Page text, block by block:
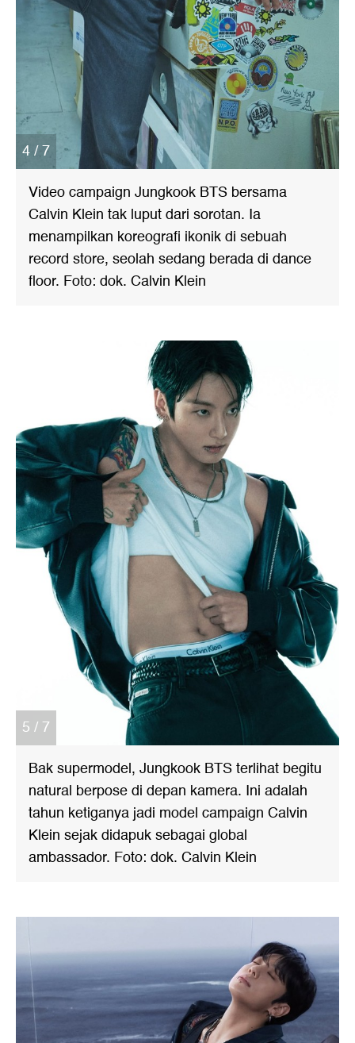
4 / 7
Video campaign Jungkook BTS bersama
Calvin Klein tak luput dari sorotan. Ia
menampilkan koreografi ikonik di sebuah
record store, seolah sedang berada di dance
floor. Foto: dok. Calvin Klein
5 / 7
Bak supermodel, Jungkook BTS terlihat begitu
natural berpose di depan kamera. Ini adalah
tahun ketiganya jadi model campaign Calvin
Klein sejak didapuk sebagai global
ambassador. Foto: dok. Calvin Klein